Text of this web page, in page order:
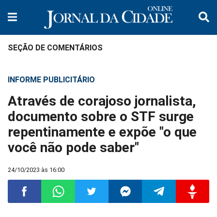
SEÇÃO DE COMENTÁRIOS
INFORME PUBLICITÁRIO
Através de corajoso jornalista,
documento sobre o STF surge
repentinamente e expõe "o que
você não pode saber"
24/10/2023 às 16:00